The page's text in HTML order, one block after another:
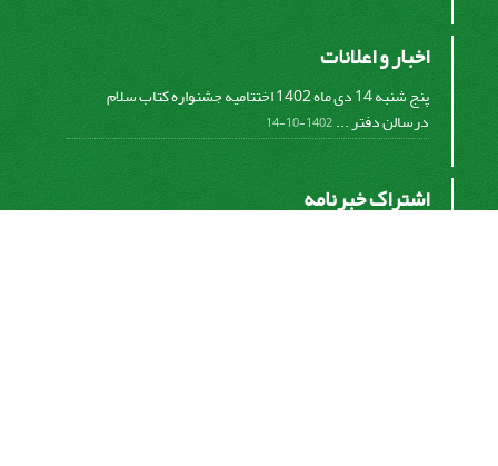
اخبار و اعلانات
پنج شنبه 14 دی ماه 1402 اختتامیه جشنواره کتاب سلام
درسالن دفتر ...1402-10-14
اشتراک خبرنامه